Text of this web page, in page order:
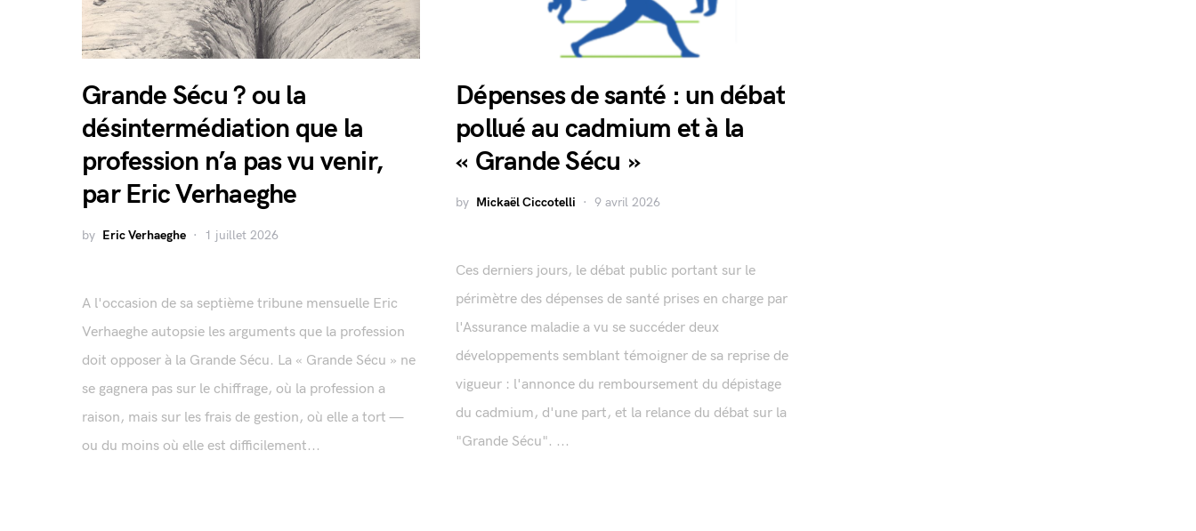
Grande Sécu ? ou la
désintermédiation que la
profession n’a pas vu venir,
par Eric Verhaeghe
by Eric Verhaeghe 1 juillet 2026
A l'occasion de sa septième tribune mensuelle Eric
Verhaeghe autopsie les arguments que la profession
doit opposer à la Grande Sécu. La « Grande Sécu » ne
se gagnera pas sur le chiffrage, où la profession a
raison, mais sur les frais de gestion, où elle a tort —
ou du moins où elle est difficilement...
Dépenses de santé : un débat
pollué au cadmium et à la
« Grande Sécu »
by Mickaël Ciccotelli 9 avril 2026
Ces derniers jours, le débat public portant sur le
périmètre des dépenses de santé prises en charge par
l'Assurance maladie a vu se succéder deux
développements semblant témoigner de sa reprise de
vigueur : l'annonce du remboursement du dépistage
du cadmium, d'une part, et la relance du débat sur la
"Grande Sécu". ...